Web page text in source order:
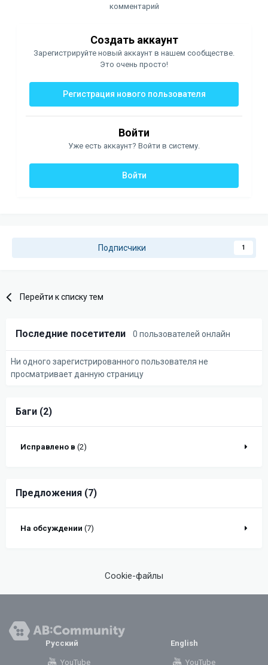
комментарий
Создать аккаунт
Зарегистрируйте новый аккаунт в нашем сообществе.
Это очень просто!
Регистрация нового пользователя
Войти
Уже есть аккаунт? Войти в систему.
Войти
Подписчики 1
Перейти к списку тем
Последние посетители 0 пользователей онлайн
Ни одного зарегистрированного пользователя не
просматривает данную страницу
Баги (2)
Исправлено в (2)
Предложения (7)
На обсуждении (7)
Cookie-файлы
Русский
YouTube
English
YouTube